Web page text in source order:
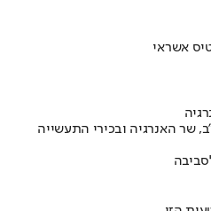
שר האנרגיה ובכירי התעשייה